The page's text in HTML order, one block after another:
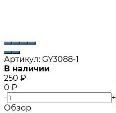
Артикул: GY3088-1
В наличии
250 ₽
0 ₽
-
+
Обзор